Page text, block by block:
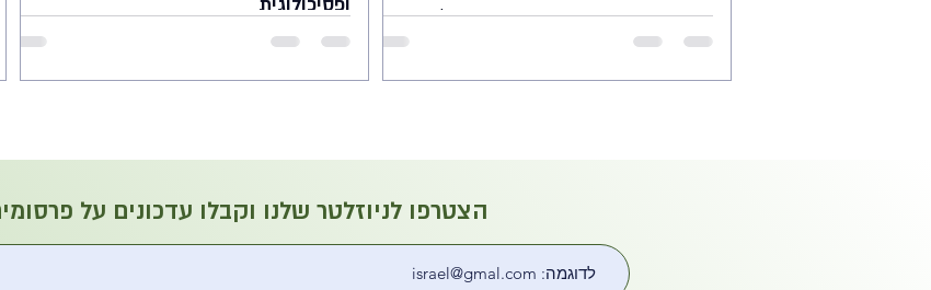
תכתבי איזה משפט, תדביקי פסקה אם בא לך
תקציר המאמר עוסק בנושא הכואב אך החשוב של הרג
הצטרפו לניוזלטר שלנו וקבלו עדכונים על